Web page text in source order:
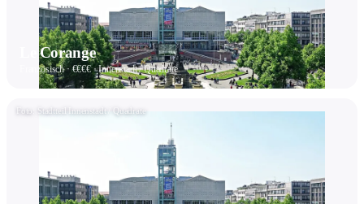
Le Corange
Französisch · €€€€ · Innenstadt / Quadrate
Foto: Stadtteil Innenstadt / Quadrate